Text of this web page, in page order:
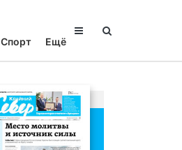
Спорт Ещё